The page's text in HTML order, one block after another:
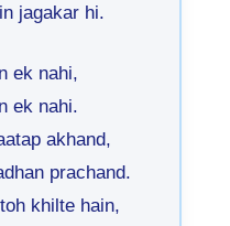
jagakar hi.
ek nahi,
ek nahi.
akhand,
prachand.
khilte hain,